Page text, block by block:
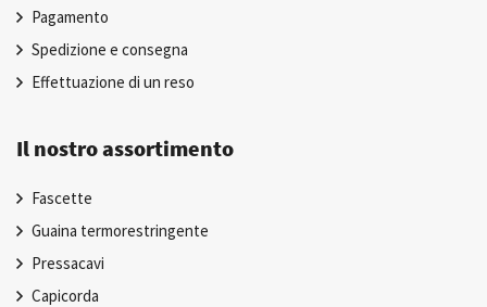
Pagamento
Spedizione e consegna
Effettuazione di un reso
Il nostro assortimento
Fascette
Guaina termorestringente
Pressacavi
Capicorda